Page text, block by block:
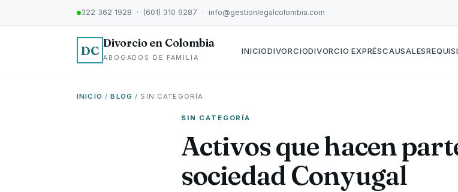
322 362 1928 · (601) 310 9287 · info@gestionlegalcolombia.com
DC
Divorcio en Colombia
ABOGADOS DE FAMILIA
INICIODIVORCIODIVORCIO EXPRÉSCAUSALES
INICIO /BLOG / SIN CATEGORÍA
SIN CATEGORÍA
Activos que hacen
sociedad Conyugal